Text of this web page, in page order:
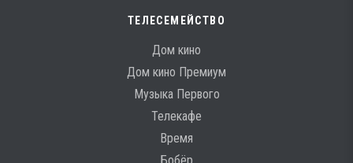
ТЕЛЕСЕМЕЙСТВО
Дом кино
Дом кино Премиум
Музыка Первого
Телекафе
Время